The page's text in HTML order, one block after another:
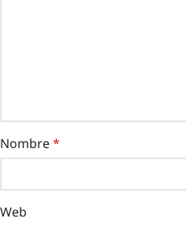
Nombre*
Web